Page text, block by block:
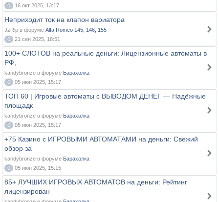
0
16 окт 2025, 13:17
Неприходит ток на клапон вариатора
JzRip в форуме Alfa Romeo 145, 146, 155
0
21 сен 2025, 18:51
100+ СЛОТОВ на реальные деньги: Лицензионные автоматы в
РФ,
kandybronze в форуме Барахолка
0
05 июн 2025, 15:17
ТОП 60 | Игровые автоматы с ВЫВОДОМ ДЕНЕГ — Надёжные
площадк
kandybronze в форуме Барахолка
0
05 июн 2025, 15:17
+75 Казино с ИГРОВЫМИ АВТОМАТАМИ на деньги: Свежий
обзор за
kandybronze в форуме Барахолка
0
05 июн 2025, 15:15
85+ ЛУЧШИХ ИГРОВЫХ АВТОМАТОВ на деньги: Рейтинг
лицензирован